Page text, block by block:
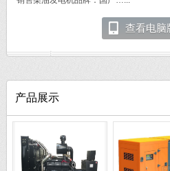
查看电脑
产品展示